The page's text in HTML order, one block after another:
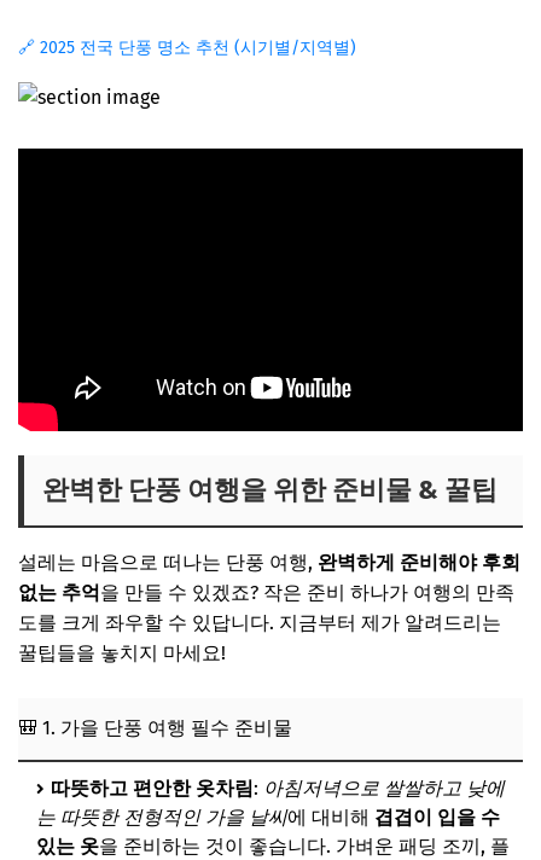
🔗 2025 전국 단풍 명소 추천 (시기별/지역별)
완벽한 단풍 여행을 위한 준비물 & 꿀팁
설레는 마음으로 떠나는 단풍 여행, 완벽하게 준비해야 후회
없는 추억 을 만들 수 있겠죠? 작은 준비 하나가 여행의 만족
도를 크게 좌우할 수 있답니다. 지금부터 제가 알려드리는
꿀팁들을 놓치지 마세요!
🎒 1. 가을 단풍 여행 필수 준비물
따뜻하고 편안한 옷차림: 아침저녁으로 쌀쌀하고 낮에
는 따뜻한 전형적인 가을 날씨에 대비해 겹겹이 입을 수
있는 옷을 준비하는 것이 좋습니다. 가벼운 패딩 조끼, 플